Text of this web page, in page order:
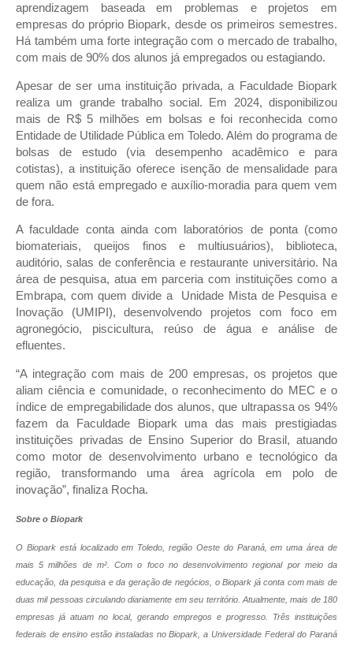
aprendizagem baseada em problemas e projetos em
empresas do próprio Biopark, desde os primeiros semestres.
Há também uma forte integração com o mercado de trabalho,
com mais de 90% dos alunos já empregados ou estagiando.
Apesar de ser uma instituição privada, a Faculdade Biopark
realiza um grande trabalho social. Em 2024, disponibilizou
mais de R$ 5 milhões em bolsas e foi reconhecida como
Entidade de Utilidade Pública em Toledo. Além do programa de
bolsas de estudo (via desempenho acadêmico e para
cotistas), a instituição oferece isenção de mensalidade para
quem não está empregado e auxílio-moradia para quem vem
de fora.
A faculdade conta ainda com laboratórios de ponta (como
biomateriais, queijos finos e multiusuários), biblioteca,
auditório, salas de conferência e restaurante universitário. Na
área de pesquisa, atua em parceria com instituições como a
Embrapa, com quem divide a Unidade Mista de Pesquisa e
Inovação (UMIPI), desenvolvendo projetos com foco em
agronegócio, piscicultura, reúso de água e análise de
efluentes.
“A integração com mais de 200 empresas, os projetos que
aliam ciência e comunidade, o reconhecimento do MEC e o
índice de empregabilidade dos alunos, que ultrapassa os 94%
fazem da Faculdade Biopark uma das mais prestigiadas
instituições privadas de Ensino Superior do Brasil, atuando
como motor de desenvolvimento urbano e tecnológico da
região, transformando uma área agrícola em polo de
inovação”, finaliza Rocha.
Sobre o Biopark
O Bioparkestá localizado em Toledo, região Oeste do Paraná, em uma área de
mais 5 milhões de m². Com o foco no desenvolvimento regional por meio da
educação, da pesquisa e da geração de negócios, oBiopark já conta com mais de
duas mil pessoas circulando diariamente em seu território. Atualmente, mais de 180
empresas já atuam no local, gerando empregos e progresso. Três instituições
federais de ensino estão instaladas noBiopark , a Universidade Federal do Paraná